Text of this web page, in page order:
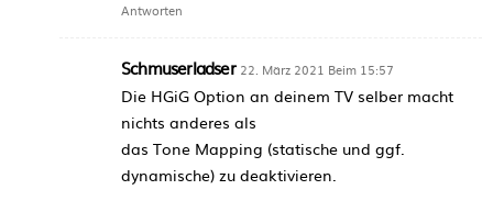
Antworten
Schmuserladser 22. März 2021 Beim 15:57
Die HGiG Option an deinem TV selber macht
nichts anderes als
das Tone Mapping (statische und ggf.
dynamische) zu deaktivieren.